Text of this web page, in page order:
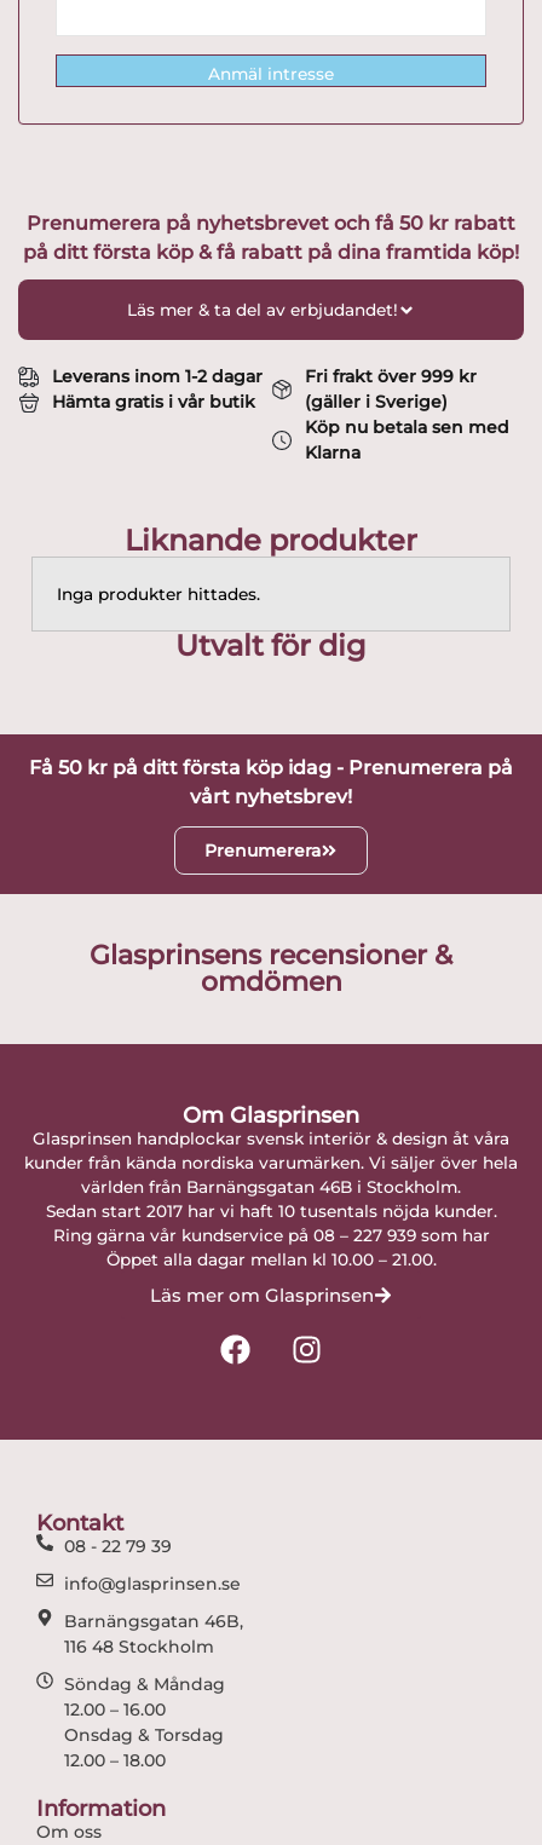
Anmäl intresse
Prenumerera på nyhetsbrevet och få 50 kr rabatt
på ditt första köp & få rabatt på dina framtida köp!
Läs mer & ta del av erbjudandet!
Leverans inom 1-2 dagar
Hämta gratis i vår butik
Fri frakt över 999 kr
(gäller i Sverige)
Köp nu betala sen med
Klarna
Liknande produkter
Inga produkter hittades.
Utvalt för dig
Få 50 kr på ditt första köp idag - Prenumerera på
vårt nyhetsbrev!
Prenumerera
Glasprinsens recensioner &
omdömen
Om Glasprinsen
Glasprinsen handplockar svensk interiör & design åt våra
kunder från kända nordiska varumärken. Vi säljer över hela
världen från Barnängsgatan 46B i Stockholm.
Sedan start 2017 har vi haft 10 tusentals nöjda kunder.
Ring gärna vår kundservice på 08 – 227 939 som har
Öppet alla dagar mellan kl 10.00 – 21.00.
Läs mer om Glasprinsen
F
a
I
n
Kontakt
08 - 22 79 39
info@glasprinsen.se
Barnängsgatan 46B,
116 48 Stockholm
Söndag & Måndag
12.00 – 16.00
Onsdag & Torsdag
12.00 – 18.00
Information
Om oss